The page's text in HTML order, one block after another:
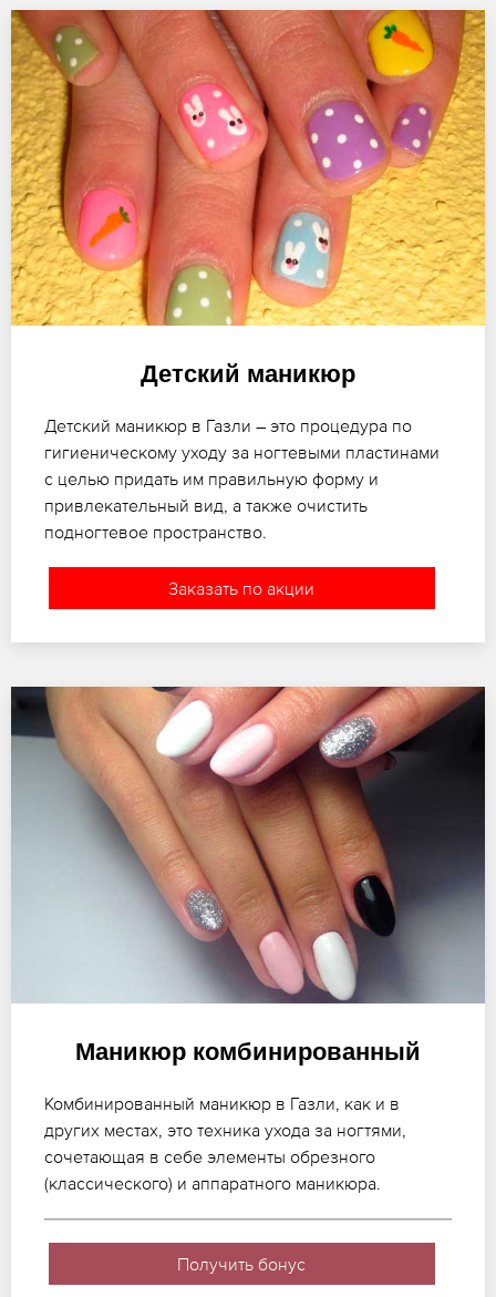
Детский маникюр
Детский маникюр в Газли – это процедура по
гигиеническому уходу за ногтевыми пластинами
с целью придать им правильную форму и
привлекательный вид, а также очистить
подногтевое пространство.
Заказать по акции
Маникюр комбинированный
Комбинированный маникюр в Газли, как и в
других местах, это техника ухода за ногтями,
сочетающая в себе элементы обрезного
(классического) и аппаратного маникюра.
Получить бонус